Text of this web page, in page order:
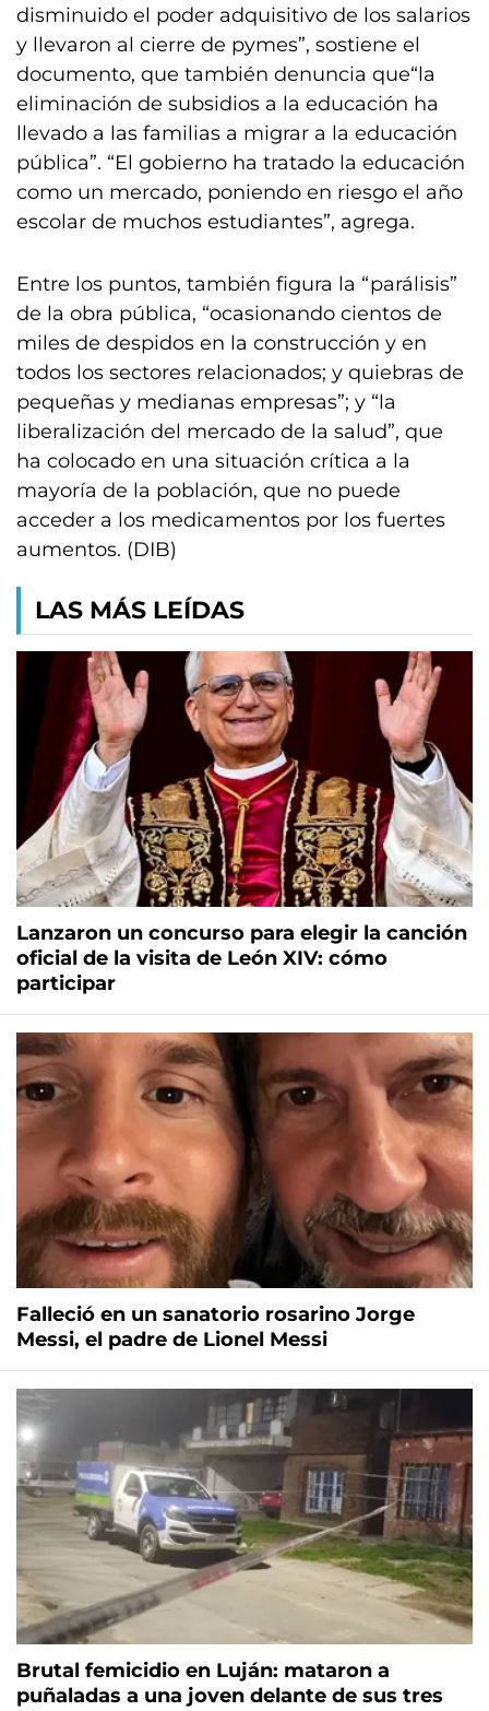
disminuido el poder adquisitivo de los salarios
y llevaron al cierre de pymes”, sostiene el
documento, que también denuncia que“la
eliminación de subsidios a la educación ha
llevado a las familias a migrar a la educación
pública”. “El gobierno ha tratado la educación
como un mercado, poniendo en riesgo el año
escolar de muchos estudiantes”, agrega.
Entre los puntos, también figura la “parálisis”
de la obra pública, “ocasionando cientos de
miles de despidos en la construcción y en
todos los sectores relacionados; y quiebras de
pequeñas y medianas empresas”; y “la
liberalización del mercado de la salud”, que
ha colocado en una situación crítica a la
mayoría de la población, que no puede
acceder a los medicamentos por los fuertes
aumentos. (DIB)
LAS MÁS LEÍDAS
Lanzaron un concurso para elegir la canción
oficial de la visita de León XIV: cómo
participar
Falleció en un sanatorio rosarino Jorge
Messi, el padre de Lionel Messi
Brutal femicidio en Luján: mataron a
puñaladas a una joven delante de sus tres